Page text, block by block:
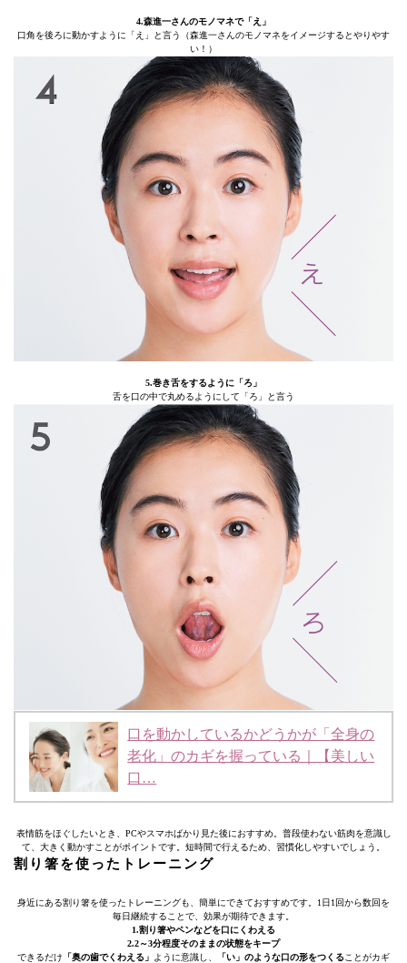
4.森進一さんのモノマネで「え」
口角を後ろに動かすように「え」と言う（森進一さんのモノマネをイメージするとやりやす
い！）
5.巻き舌をするように「ろ」
舌を口の中で丸めるようにして「ろ」と言う
口を動かしているかどうかが「全身の
老化」のカギを握っている｜【美しい
口…
表情筋をほぐしたいとき、PCやスマホばかり見た後におすすめ。普段使わない筋肉を意識し
て、大きく動かすことがポイントです。短時間で行えるため、習慣化しやすいでしょう。
割り箸を使ったトレーニング
身近にある割り箸を使ったトレーニングも、簡単にできておすすめです。1日1回から数回を
毎日継続することで、効果が期待できます。
1.割り箸やペンなどを口にくわえる
2.2～3分程度そのままの状態をキープ
できるだけ 「奥の歯でくわえる」 ように意識し、 「い」のような口の形をつくる ことがカギ